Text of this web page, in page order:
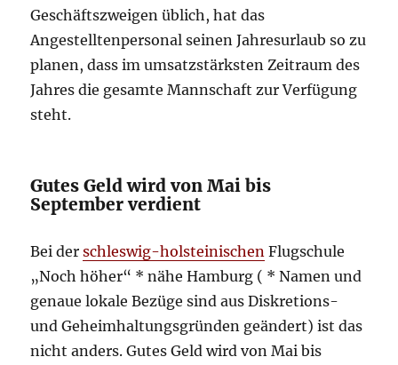
Geschäftszweigen üblich, hat das
Angestelltenpersonal seinen Jahresurlaub so zu
planen, dass im umsatzstärksten Zeitraum des
Jahres die gesamte Mannschaft zur Verfügung
steht.
Gutes Geld wird von Mai bis
September verdient
Bei derschleswig-holsteinischen Flugschule
„Noch höher“ * nähe Hamburg ( * Namen und
genaue lokale Bezüge sind aus Diskretions-
und Geheimhaltungsgründen geändert) ist das
nicht anders. Gutes Geld wird von Mai bis